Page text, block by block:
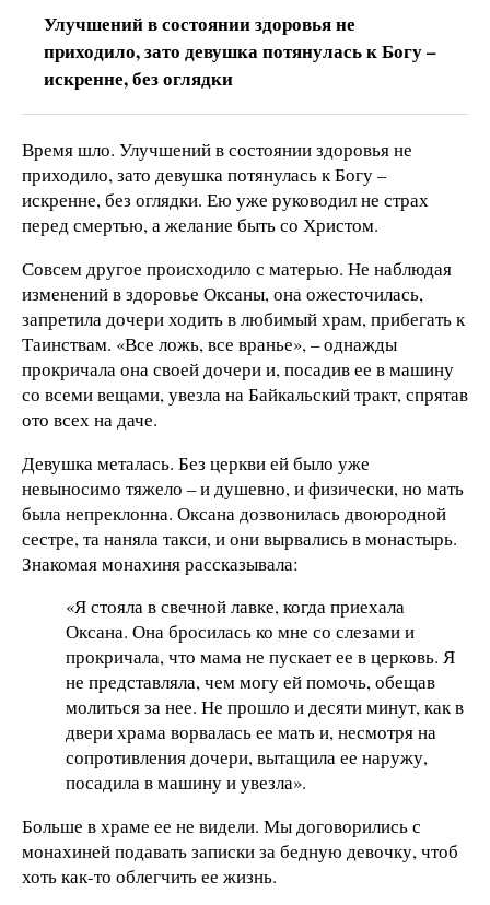
Улучшений в состоянии здоровья не
приходило, зато девушка потянулась к Богу –
искренне, без оглядки
Время шло. Улучшений в состоянии здоровья не
приходило, зато девушка потянулась к Богу –
искренне, без оглядки. Ею уже руководил не страх
перед смертью, а желание быть со Христом.
Совсем другое происходило с матерью. Не наблюдая
изменений в здоровье Оксаны, она ожесточилась,
запретила дочери ходить в любимый храм, прибегать к
Таинствам. «Все ложь, все вранье», – однажды
прокричала она своей дочери и, посадив ее в машину
со всеми вещами, увезла на Байкальский тракт, спрятав
ото всех на даче.
Девушка металась. Без церкви ей было уже
невыносимо тяжело – и душевно, и физически, но мать
была непреклонна. Оксана дозвонилась двоюродной
сестре, та наняла такси, и они вырвались в монастырь.
Знакомая монахиня рассказывала:
«Я стояла в свечной лавке, когда приехала
Оксана. Она бросилась ко мне со слезами и
прокричала, что мама не пускает ее в церковь. Я
не представляла, чем могу ей помочь, обещав
молиться за нее. Не прошло и десяти минут, как в
двери храма ворвалась ее мать и, несмотря на
сопротивления дочери, вытащила ее наружу,
посадила в машину и увезла».
Больше в храме ее не видели. Мы договорились с
монахиней подавать записки за бедную девочку, чтоб
хоть как-то облегчить ее жизнь.